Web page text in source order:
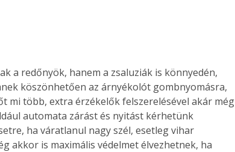
itt!
A
a redőnyök, hanem a zsaluziák is könnyedén,
köszönhetően az árnyékolót gombnyomásra,
mi több, extra érzékelők felszerelésével akár még
automata zárást és nyitást kérhetünk
ha váratlanul nagy szél, esetleg vihar
akkor is maximális védelmet élvezhetnek, ha